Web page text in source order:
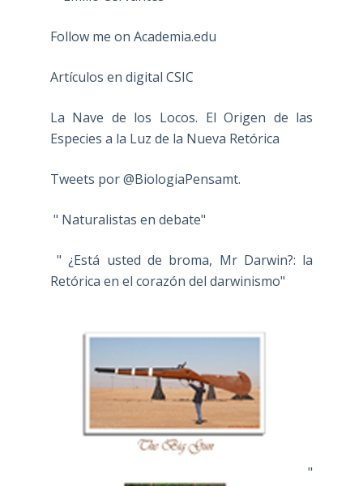
Follow me on Academia.edu
Artículos en digital CSIC
La Nave de los Locos. El Origen de las
Especies a la Luz de la Nueva Retórica
Tweets por @BiologiaPensamt.
" Naturalistas en debate"
" ¿Está usted de broma, Mr Darwin?: la
Retórica en el corazón del darwinismo"
"